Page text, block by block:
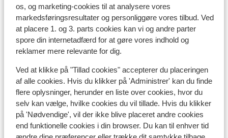
os, og marketing-cookies til at analysere vores
markedsføringsresultater og personliggøre vores tilbud. Ved
at placere 1. og 3. parts cookies kan vi og andre parter
spore din internetadfærd for at gøre vores indhold og
reklamer mere relevante for dig.
Ved at klikke på "Tillad cookies" accepterer du placeringen
af alle cookies. Hvis du klikker på 'Administrer' kan du finde
flere oplysninger, herunder en liste over cookies, hvor du
selv kan vælge, hvilke cookies du vil tillade. Hvis du klikker
på 'Nødvendige', vil der ikke blive placeret andre cookies
end funktionelle cookies i din browser. Du kan til enhver tid
Skileje
Andre overnatningssteder i Tignes -
Val d'Isère
Hotel Voulezvous
Chalet Skadi - ekstra lejligheder